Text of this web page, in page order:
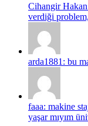
Cihangir
verdiği
arda1881: bu
faaa: makine
yaşar mıyım